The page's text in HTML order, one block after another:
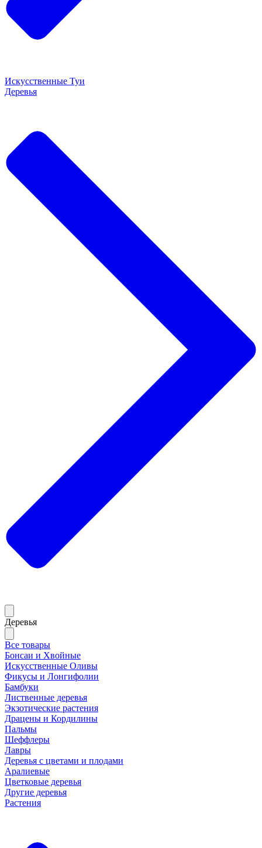
Искусственные Туи
Деревья
Деревья
Все товары
Бонсаи и Хвойные
Искусственные Оливы
Фикусы и Лонгифолии
Бамбуки
Лиственные деревья
Экзотические растения
Драцены и Кордилины
Пальмы
Шеффлеры
Лавры
Деревья с цветами и плодами
Аралиевые
Цветковые деревья
Другие деревья
Растения